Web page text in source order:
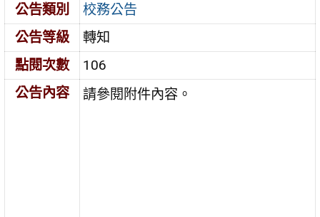
公告類別
校務公告
公告等級
轉知
點閱次數
106
公告內容
請參閱附件內容。